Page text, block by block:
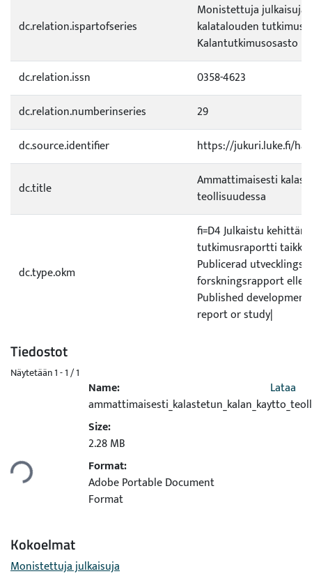
dc.relation.ispartofseries
Monistettuja julkaisuja.
kalatalouden
Kalantutkimusosasto
dc.relation.issn
0358-4623
dc.relation.numberinseries
29
dc.source.identifier
https://jukuri.luke.fi/
dc.title
Ammattimaisesti
teollisuudessa
dc.type.okm
fi=D4 Julkaistu
tutkimusraportti taikka
Publicerad utvecklings-
forskningsrapport eller
Published
report or study|
Tiedostot
Näytetään1 - 1 / 1
Name:
Size:
2.28 MB
Format:
Adobe Portable Document
Format
Lataa
Kokoelmat
Monistettuja julkaisuja